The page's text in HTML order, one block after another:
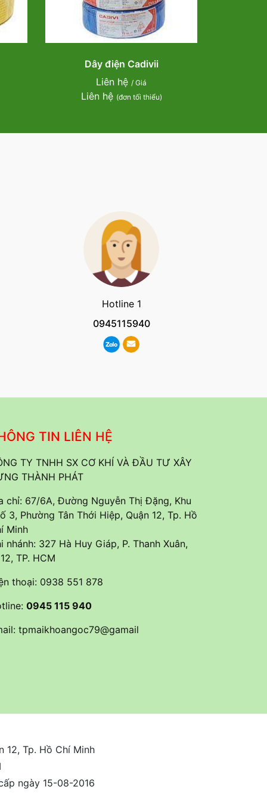
Dây điện Cadivii
Liên hệ / Giá
Liên hệ (đơn tối thiểu)
Hotline 1
0945115940
TIN LIÊN HỆ
TY TNHH SX CƠ KHÍ VÀ ĐẦU TƯ XÂY
THÀNH PHÁT
chỉ: 67/6A, Đường Nguyễn Thị Đặng, Khu
3, Phường Tân Thới Hiệp, Quận 12, Tp. Hồ
Minh
nhánh: 327 Hà Huy Giáp, P. Thanh Xuân,
TP. HCM
thoại: 0938 551 878
0945 115 940
tpmaikhoangoc79@gamail
12, Tp. Hồ Chí Minh
ngày 15-08-2016